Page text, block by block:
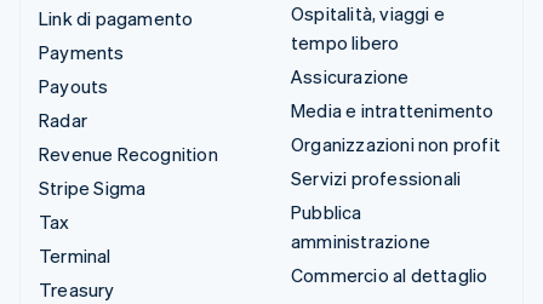
Link di pagamento
Payments
Payouts
Radar
Revenue Recognition
Stripe Sigma
Tax
Terminal
Treasury
Ospitalità, viaggi e
tempo libero
Assicurazione
Media e intrattenimento
Organizzazioni non profit
Servizi professionali
Pubblica
amministrazione
Commercio al dettaglio